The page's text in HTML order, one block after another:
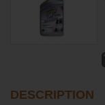
DESCRIPTION